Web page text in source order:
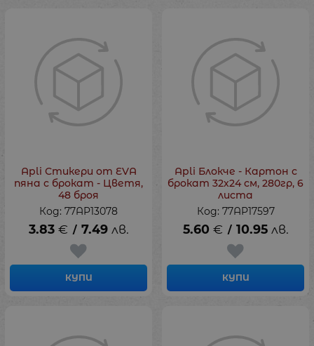
Apli Стикери от EVA
пяна с брокат - Цветя,
48 броя
Код: 77AP13078
3.83 € / 7.49 лв.
КУПИ
Apli Блокче - Картон с
брокат 32х24 см, 280гр, 6
листа
Код: 77AP17597
5.60 € / 10.95 лв.
КУПИ